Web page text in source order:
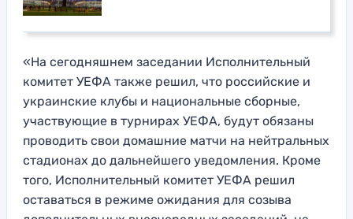
«На сегодняшнем заседании Исполнительный
комитет УЕФА также решил, что российские и
украинские клубы и национальные сборные,
участвующие в турнирах УЕФА, будут обязаны
проводить свои домашние матчи на нейтральных
стадионах до дальнейшего уведомления. Кроме
того, Исполнительный комитет УЕФА решил
оставаться в режиме ожидания для созыва